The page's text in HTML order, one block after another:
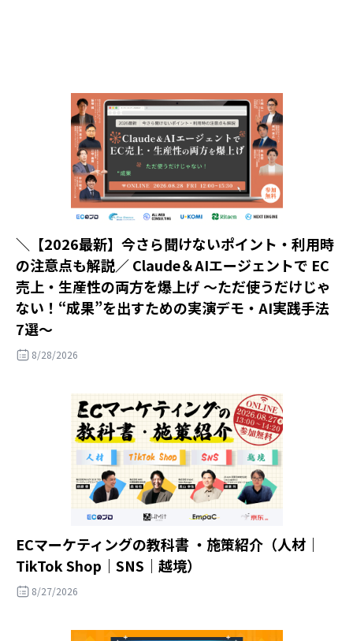
＼【2026最新】今さら聞けないポイント・利用時
の注意点も解説／ Claude＆AIエージェントで EC
売上・生産性の両方を爆上げ ～ただ使うだけじゃ
ない！“成果”を出すための実演デモ・AI実践手法
7選～
8/28/2026
ECマーケティングの教科書 ・施策紹介（人材｜
TikTok Shop｜SNS｜越境）
8/27/2026